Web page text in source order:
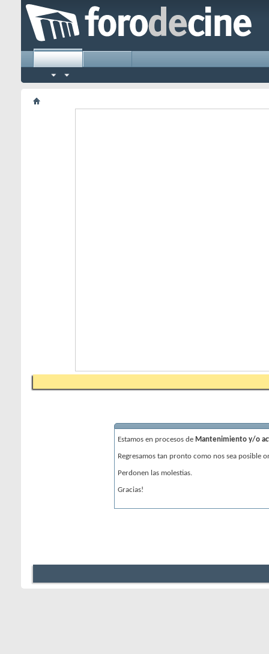
Estamos en procesos de Mantenimiento y/o
Regresamos tan pronto como nos sea posible
Perdonen las molestias.
Gracias!